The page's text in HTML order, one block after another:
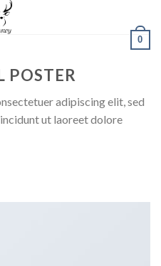
0
POSTER
adipiscing elit, sed
ut laoreet dolore